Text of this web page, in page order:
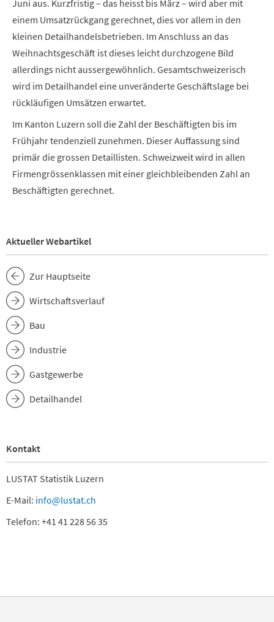
Juni aus. Kurzfristig – das heisst bis März – wird aber mit
einem Umsatzrückgang gerechnet, dies vor allem in den
kleinen Detailhandelsbetrieben. Im Anschluss an das
Weihnachtsgeschäft ist dieses leicht durchzogene Bild
allerdings nicht aussergewöhnlich. Gesamtschweizerisch
wird im Detailhandel eine unveränderte Geschäftslage bei
rückläufigen Umsätzen erwartet.
Im Kanton Luzern soll die Zahl der Beschäftigten bis im
Frühjahr tendenziell zunehmen. Dieser Auffassung sind
primär die grossen Detaillisten. Schweizweit wird in allen
Firmengrössenklassen mit einer gleichbleibenden Zahl an
Beschäftigten gerechnet.
Aktueller Webartikel
Zur Hauptseite
Wirtschaftsverlauf
Bau
Industrie
Gastgewerbe
Detailhandel
Kontakt
LUSTAT Statistik Luzern
E-Mail: info@lustat.ch
Telefon: +41 41 228 56 35